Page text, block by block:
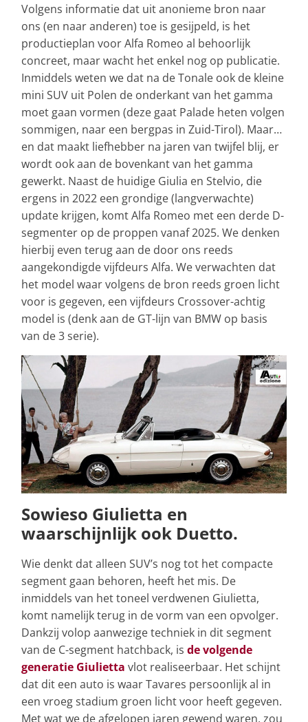
Volgens informatie dat uit anonieme bron naar
ons (en naar anderen) toe is gesijpeld, is het
productieplan voor Alfa Romeo al behoorlijk
concreet, maar wacht het enkel nog op publicatie.
Inmiddels weten we dat na de Tonale ook de kleine
mini SUV uit Polen de onderkant van het gamma
moet gaan vormen (deze gaat Palade heten volgen
sommigen, naar een bergpas in Zuid-Tirol). Maar…
en dat maakt liefhebber na jaren van twijfel blij, er
wordt ook aan de bovenkant van het gamma
gewerkt. Naast de huidige Giulia en Stelvio, die
ergens in 2022 een grondige (langverwachte)
update krijgen, komt Alfa Romeo met een derde D-
segmenter op de proppen vanaf 2025. We denken
hierbij even terug aan de door ons reeds
aangekondigde vijfdeurs Alfa. We verwachten dat
het model waar volgens de bron reeds groen licht
voor is gegeven, een vijfdeurs Crossover-achtig
model is (denk aan de GT-lijn van BMW op basis
van de 3 serie).
Sowieso Giulietta en
waarschijnlijk ook Duetto.
Wie denkt dat alleen SUV’s nog tot het compacte
segment gaan behoren, heeft het mis. De
inmiddels van het toneel verdwenen Giulietta,
komt namelijk terug in de vorm van een opvolger.
Dankzij volop aanwezige techniek in dit segment
van de C-segment hatchback, is de volgende
generatie Giulietta vlot realiseerbaar. Het schijnt
dat dit een auto is waar Tavares persoonlijk al in
een vroeg stadium groen licht voor heeft gegeven.
Met wat we de afgelopen jaren gewend waren, zou